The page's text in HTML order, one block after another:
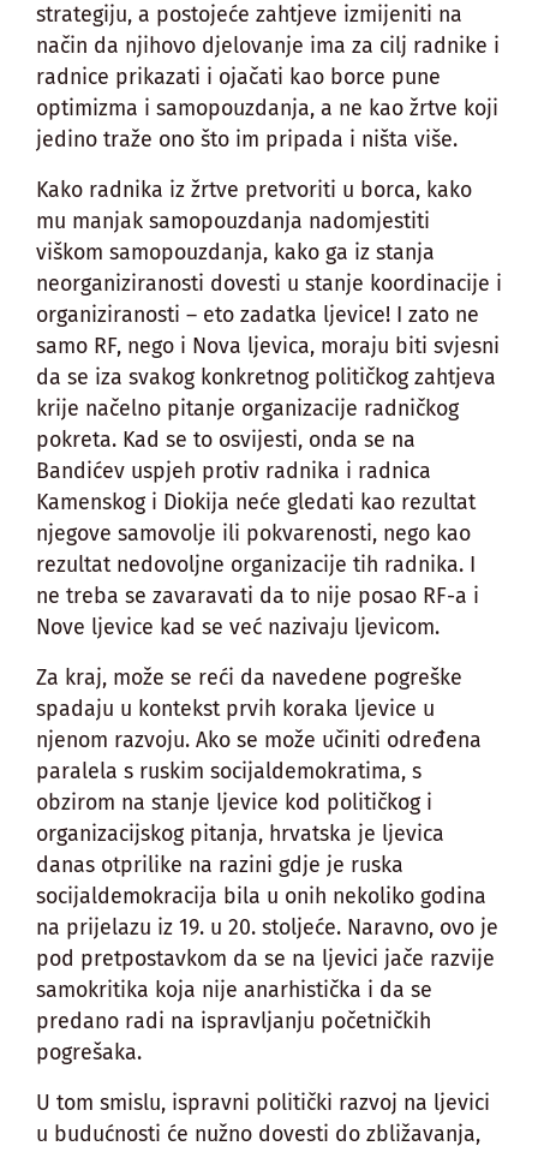
strategiju, a postojeće zahtjeve izmijeniti na
način da njihovo djelovanje ima za cilj radnike i
radnice prikazati i ojačati kao borce pune
optimizma i samopouzdanja, a ne kao žrtve koji
jedino traže ono što im pripada i ništa više.
Kako radnika iz žrtve pretvoriti u borca, kako
mu manjak samopouzdanja nadomjestiti
viškom samopouzdanja, kako ga iz stanja
neorganiziranosti dovesti u stanje koordinacije i
organiziranosti – eto zadatka ljevice! I zato ne
samo RF, nego i Nova ljevica, moraju biti svjesni
da se iza svakog konkretnog političkog zahtjeva
krije načelno pitanje organizacije radničkog
pokreta. Kad se to osvijesti, onda se na
Bandićev uspjeh protiv radnika i radnica
Kamenskog i Diokija neće gledati kao rezultat
njegove samovolje ili pokvarenosti, nego kao
rezultat nedovoljne organizacije tih radnika. I
ne treba se zavaravati da to nije posao RF-a i
Nove ljevice kad se već nazivaju ljevicom.
Za kraj, može se reći da navedene pogreške
spadaju u kontekst prvih koraka ljevice u
njenom razvoju. Ako se može učiniti određena
paralela s ruskim socijaldemokratima, s
obzirom na stanje ljevice kod političkog i
organizacijskog pitanja, hrvatska je ljevica
danas otprilike na razini gdje je ruska
socijaldemokracija bila u onih nekoliko godina
na prijelazu iz 19. u 20. stoljeće. Naravno, ovo je
pod pretpostavkom da se na ljevici jače razvije
samokritika koja nije anarhistička i da se
predano radi na ispravljanju početničkih
pogrešaka.
U tom smislu, ispravni politički razvoj na ljevici
u budućnosti će nužno dovesti do zbližavanja,